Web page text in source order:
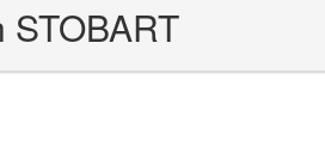
STOBART